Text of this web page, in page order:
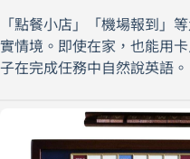
「點餐小店」「機場報到」
實情境。即使在家，也能用
子在完成任務中自然說英語。